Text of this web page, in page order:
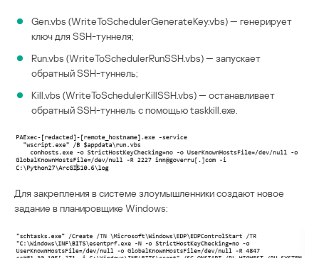
Gen.vbs (WriteToSchedulerGenerateKey.vbs) — генерирует
ключ для SSH-туннеля;
Run.vbs (WriteToSchedulerRunSSH.vbs) — запускает
обратный SSH-туннель;
Kill.vbs (WriteToSchedulerKillSSH.vbs) — останавливает
обратный SSH-туннель с помощью taskkill.exe.
Для закрепления в системе злоумышленники создают новое
задание в планировщике Windows: